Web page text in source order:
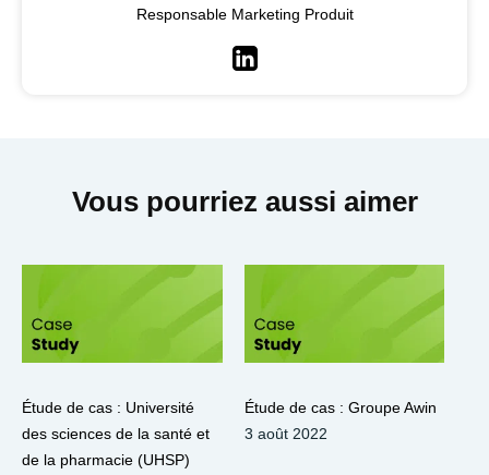
Responsable Marketing Produit
LinkedIn
Vous pourriez aussi aimer
Étude de cas : Université
des sciences de la santé et
de la pharmacie (UHSP)
Étude de cas : Groupe Awin
3 août 2022